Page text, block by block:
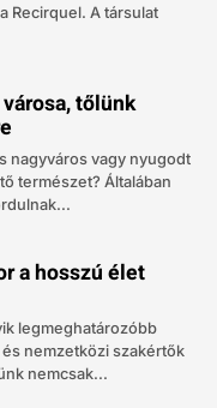
Recirquel. A társulat
tőlünk
nagyváros vagy nyugodt
természet? Általában
a hosszú élet
legmeghatározóbb
nemzetközi szakértők
nemcsak...